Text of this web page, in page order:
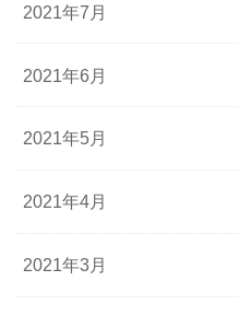
2021年7月
2021年6月
2021年5月
2021年4月
2021年3月